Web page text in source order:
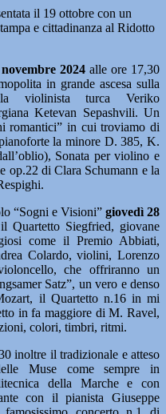
il 19 ottobre con un
e cittadinanza al Ridotto
2024 alle ore 17,30
in grande ascesa sulla
violinista turca Veriko
Ketevan Sepashvili. Un
romantici” in cui troviamo di
la minore D. 385, K.
Sonata per violino e
op.22 di Clara Schumann e la
“Sogni e Visioni” giovedì 28
Quartetto Siegfried, giovane
come il Premio Abbiati,
Colardo, violini, Lorenzo
che offriranno un
Satz”, un vero e denso
il Quartetto n.16 in mi
in fa maggiore di M. Ravel,
colori, timbri, ritmi.
inoltre il tradizionale e atteso
Muse come sempre in
della Marche e con
con il pianista Giuseppe